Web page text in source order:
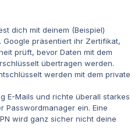
dich mit deinem (Beispiel)
Google präsentiert ihr Zertifikat,
prüft, bevor Daten mit dem
übertragen werden.
werden mit dem private
E-Mails und richte überall starkes
Passwordmanager ein. Eine
wird ganz sicher nicht deine